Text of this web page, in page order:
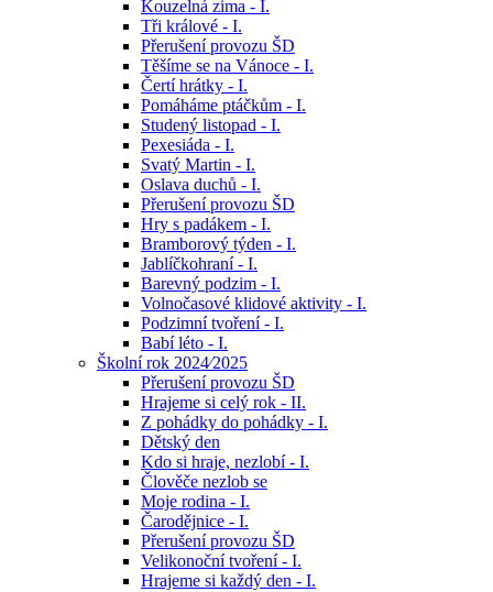
Kouzelná zima - I.
Tři králové - I.
Přerušení provozu ŠD
Těšíme se na Vánoce - I.
Čertí hrátky - I.
Pomáháme ptáčkům - I.
Studený listopad - I.
Pexesiáda - I.
Svatý Martin - I.
Oslava duchů - I.
Přerušení provozu ŠD
Hry s padákem - I.
Bramborový týden - I.
Jablíčkohraní - I.
Barevný podzim - I.
Volnočasové klidové aktivity - I.
Podzimní tvoření - I.
Babí léto - I.
Školní rok 2024⁄2025
Přerušení provozu ŠD
Hrajeme si celý rok - II.
Z pohádky do pohádky - I.
Dětský den
Kdo si hraje, nezlobí - I.
Člověče nezlob se
Moje rodina - I.
Čarodějnice - I.
Přerušení provozu ŠD
Velikonoční tvoření - I.
Hrajeme si každý den - I.